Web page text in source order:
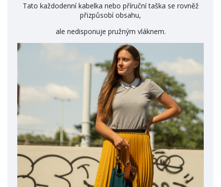
Tato každodenní kabelka nebo příruční taška se rovněž
přizpůsobí obsahu,
ale nedisponuje pružným vláknem.